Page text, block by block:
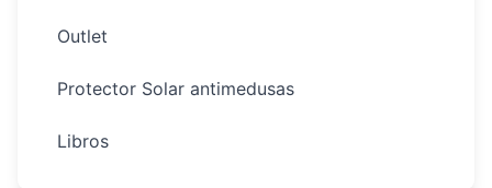
Outlet
Protector Solar antimedusas
Libros